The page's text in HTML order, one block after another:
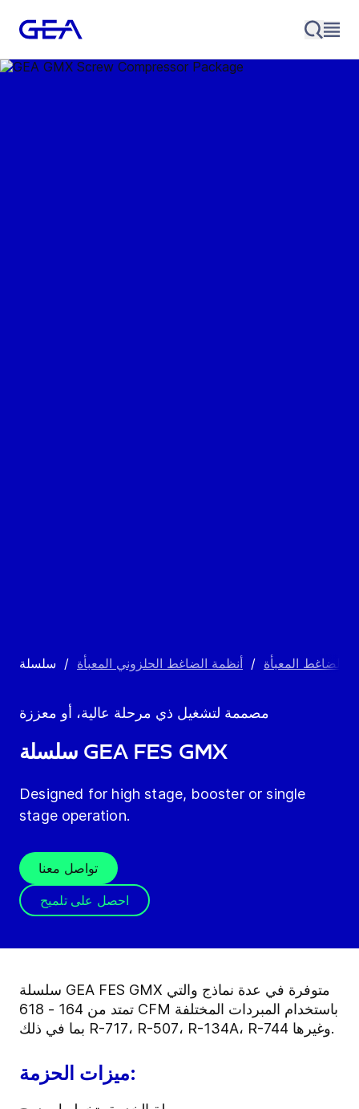
الضاغط المعبأة / أنظمة الضاغط الحلزوني المعبأة /
مصممة لتشغيل ذي مرحلة عالية، أو معززة
سلسلة GEA FES GMX
Designed for high stage, booster or single
stage operation.
تواصل معنا
احصل على تلميح
سلسلة GEA FES GMX متوفرة في عدة نماذج والتي
تمتد من 164 - 618 CFM باستخدام المبردات المختلفة
بما في ذلك R-717، R-507، R-134A، R-744 وغيرها.
ميزات الحزمة: